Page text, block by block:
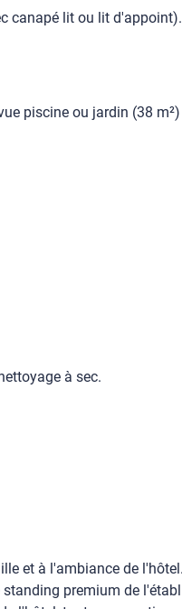
canapé lit ou lit d'appoint).
piscine ou jardin (38
à sec.
et à l'ambiance de
premium de